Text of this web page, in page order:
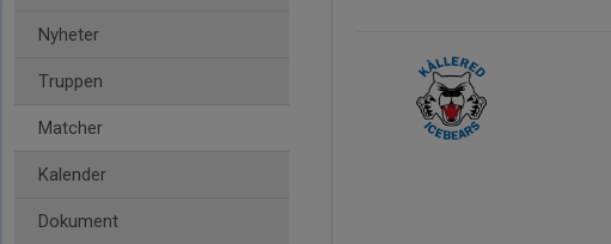
Nyheter
Truppen
Matcher
Kalender
Dokument